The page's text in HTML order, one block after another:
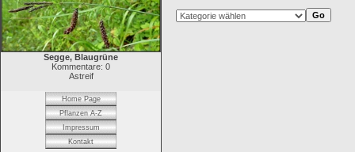
Segge, Blaugrüne
Kommentare: 0
Astreif
Home Page
Pflanzen A-Z
Impressum
Kontakt